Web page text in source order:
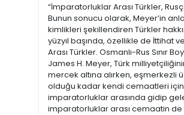
“İmparatorluklar Arası Türkler,
Bunun sonucu olarak, Meyer’in
kimlikleri şekillendiren Türkler
yüzyıl başında, özellikle de İttihat
Arası Türkler. Osmanlı-Rus
James H. Meyer, Türk
mercek altına alırken,
olduğu kadar kendi cemaatleri
imparatorluklar arasında gidip
imparatorluklar arası cemaatin de